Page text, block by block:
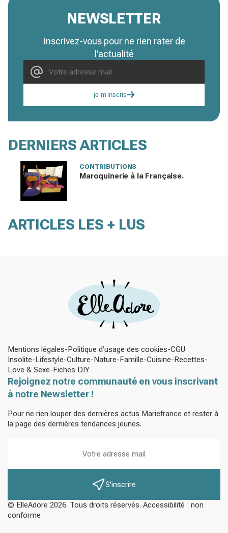
NEWSLETTER
Inscrivez-vous pour ne rien rater de
l’actualité
je m'inscris
DERNIERS ARTICLES
CONTRIBUTIONS
Maroquinerie à la Française.
ARTICLES LES + LUS
Mentions légales Politique d’usage des cookies CGU
Insolite Lifestyle Culture Nature Famille Cuisine Recettes
Love & Sexe Fiches DIY
Rejoignez notre communauté en vous inscrivant
à notre Newsletter !
Pour ne rien louper des dernières actus Mariefrance et rester à
la page des dernières tendances jeunes.
S'inscrire
© ElleAdore 2026. Tous droits réservés. Accessibilité : non
conforme